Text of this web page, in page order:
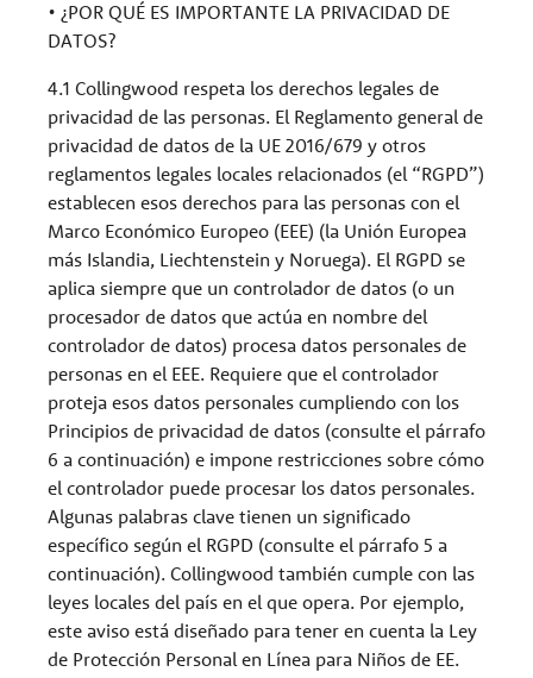
• ¿POR QUÉ ES IMPORTANTE LA PRIVACIDAD DE
DATOS?
4.1 Collingwood respeta los derechos legales de
privacidad de las personas. El Reglamento general de
privacidad de datos de la UE 2016/679 y otros
reglamentos legales locales relacionados (el “RGPD”)
establecen esos derechos para las personas con el
Marco Económico Europeo (EEE) (la Unión Europea
más Islandia, Liechtenstein y Noruega). El RGPD se
aplica siempre que un controlador de datos (o un
procesador de datos que actúa en nombre del
controlador de datos) procesa datos personales de
personas en el EEE. Requiere que el controlador
proteja esos datos personales cumpliendo con los
Principios de privacidad de datos (consulte el párrafo
6 a continuación) e impone restricciones sobre cómo
el controlador puede procesar los datos personales.
Algunas palabras clave tienen un significado
específico según el RGPD (consulte el párrafo 5 a
continuación). Collingwood también cumple con las
leyes locales del país en el que opera. Por ejemplo,
este aviso está diseñado para tener en cuenta la Ley
de Protección Personal en Línea para Niños de EE.